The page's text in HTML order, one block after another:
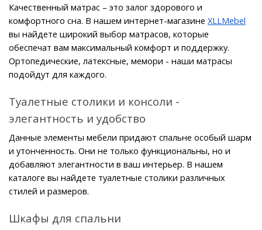
Качественный матрас – это залог здорового и
комфортного сна. В нашем интернет-магазине XLLMebel
вы найдете широкий выбор матрасов, которые
обеспечат вам максимальный комфорт и поддержку.
Ортопедические, латексные, мемори - наши матрасы
подойдут для каждого.
Туалетные столики и консоли -
элегантность и удобство
Данные элементы мебели придают спальне особый шарм
и утонченность. Они не только функциональны, но и
добавляют элегантности в ваш интерьер. В нашем
каталоге вы найдете туалетные столики различных
стилей и размеров.
Шкафы для спальни